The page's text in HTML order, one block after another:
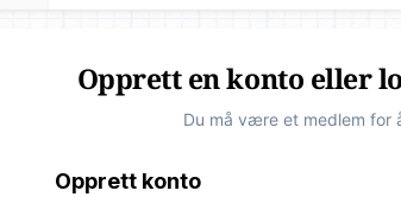
Opprett en konto eller
Du må være et medlem for
Opprett konto